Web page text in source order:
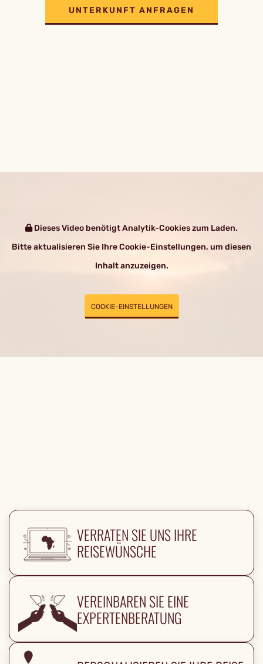
UNTERKUNFT ANFRAGEN
Dieses Video benötigt Analytik-Cookies zum Laden.
Bitte aktualisieren Sie Ihre Cookie-Einstellungen, um diesen
Inhalt anzuzeigen.
COOKIE-EINSTELLUNGEN
VERRATEN SIE UNS IHRE
REISEWÜNSCHE
VEREINBAREN SIE EINE
EXPERTENBERATUNG